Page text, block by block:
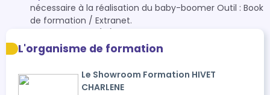
nécessaire à la réalisation du baby-boomer Outil : Book
de formation / Extranet.
Partie Pratique - Entrainement Hygiène ; Recevoir,
Installer et préparer votre cliente ; Identifier les besoins
de la cliente ; Réalisation et entrainement du dégradé
de blanc baby-boomer à l'aide d'une éponge Mise en
L'organisme de formation
Le Showroom Formation HIVET
CHARLENE